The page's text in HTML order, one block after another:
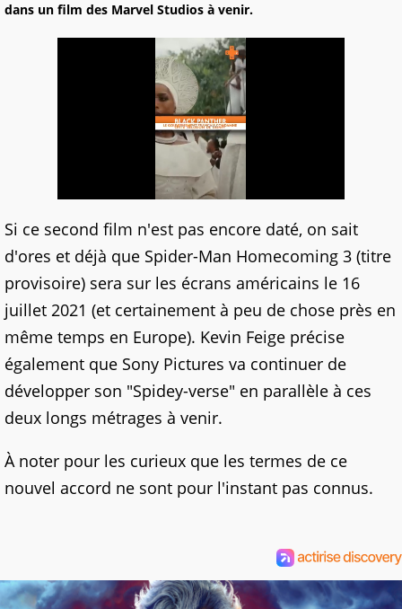
dans un film des Marvel Studios à venir.
Si ce second film n'est pas encore daté, on sait
d'ores et déjà que Spider-Man Homecoming 3 (titre
provisoire) sera sur les écrans américains le 16
juillet 2021 (et certainement à peu de chose près en
même temps en Europe). Kevin Feige précise
également que Sony Pictures va continuer de
développer son "Spidey-verse" en parallèle à ces
deux longs métrages à venir.
À noter pour les curieux que les termes de ce
nouvel accord ne sont pour l'instant pas connus.